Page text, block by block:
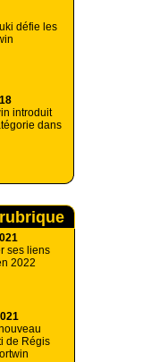
défie les
introduit
dans
ses liens
2022
de Régis